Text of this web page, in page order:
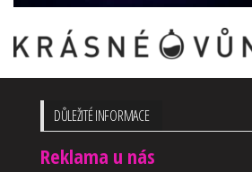
DŮLEŽITÉ INFORMACE
Reklama u nás